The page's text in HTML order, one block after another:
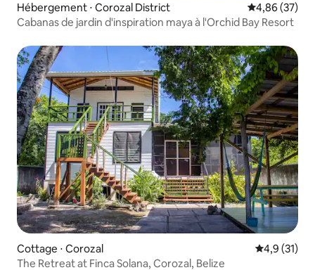
Hébergement ⋅ Corozal District Évaluation
4,86 (37)
Cabanas de jardin d'inspiration maya à l'Orchid Bay Resort
Cottage ⋅ Corozal Évaluation
4,9 (31)
The Retreat at Finca Solana, Corozal, Belize